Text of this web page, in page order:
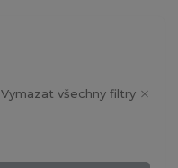
Vymazat všechny filtry